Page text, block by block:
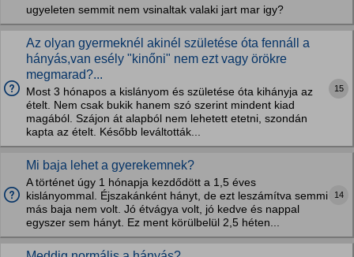
ugyeleten semmit nem vsinaltak valaki jart mar igy?
Az olyan gyermeknél akinél születése óta fennáll a
hányás,van esély "kinőni" nem ezt vagy örökre
megmarad?...
Most 3 hónapos a kislányom és születése óta kihányja az
ételt. Nem csak bukik hanem szó szerint mindent kiad
magából. Szájon át alapból nem lehetett etetni, szondán
kapta az ételt. Később leváltották...
15
Mi baja lehet a gyerekemnek?
A történet úgy 1 hónapja kezdődött a 1,5 éves
kislányommal. Éjszakánként hányt, de ezt leszámítva semmi
más baja nem volt. Jó étvágya volt, jó kedve és nappal
egyszer sem hányt. Ez ment körülbelül 2,5 héten...
14